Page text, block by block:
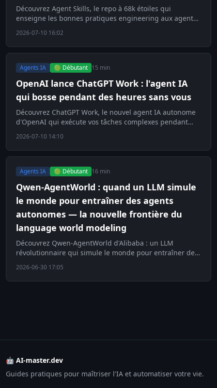
Découvrez Agent Skills, le repo à 68k étoiles qui
enseigne les bonnes pratiques engineering aux agents
2026-07-10 16:02
Agents IA 🟢 Débutant 15 min
OpenAI lance ChatGPT Work : l'agent IA
qui bosse pendant des heures sans vous
Découvrez ChatGPT Work, le nouvel agent IA autonome
d'OpenAI qui exécute vos tâches complexes pendant
2026-07-10 14:10
Agents IA 🟢 Débutant 16 min
Qwen-AgentWorld : quand un LLM simule
le monde pour entraîner des agents
autonomes — la nouvelle frontière du
language world modeling
Découvrez Qwen-AgentWorld d'Alibaba : un LLM
révolutionnaire qui simule le monde pour entraîner des
world mo
2026-06-30 17:05
🤖 AI-master.dev
Guides pratiques pour maîtriser l'IA et automatiser votre vie.